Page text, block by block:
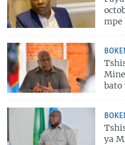
mpe
bato
ya